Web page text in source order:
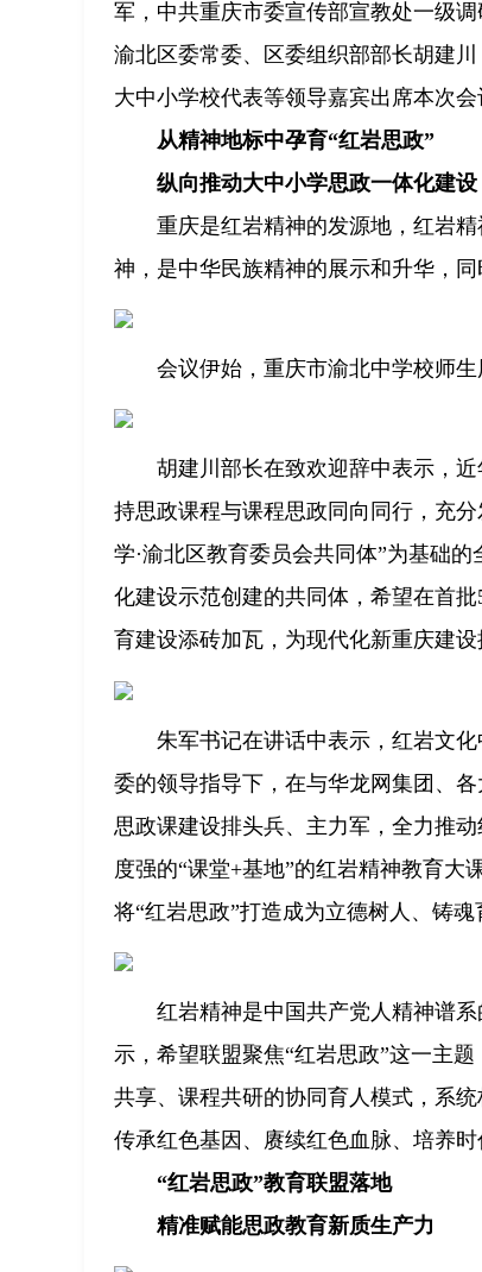
军，中共重庆市委宣传部宣教处一级
渝北区委常委、区委组织部部长胡建
大中小学校代表等领导嘉宾出席本次
从精神地标中孕育“红岩思政”
纵向推动大中小学思政一体化建设
重庆是红岩精神的发源地，红岩
神，是中华民族精神的展示和升华，
会议伊始，重庆市渝北中学校师
胡建川部长在致欢迎辞中表示，
持思政课程与课程思政同向同行，充
学·渝北区教育委员会共同体”为基础
化建设示范创建的共同体，希望在首
育建设添砖加瓦，为现代化新重庆建设
朱军书记在讲话中表示，红岩文
委的领导指导下，在与华龙网集团、
思政课建设排头兵、主力军，全力推
度强的“课堂+基地”的红岩精神教育大
将“红岩思政”打造成为立德树人、铸
红岩精神是中国共产党人精神谱
示，希望联盟聚焦“红岩思政”这一主
共享、课程共研的协同育人模式，系
传承红色基因、赓续红色血脉、培养时
“红岩思政”教育联盟落地
精准赋能思政教育新质生产力